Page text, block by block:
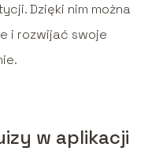
Dzięki nim można
i rozwijać swoje
w aplikacji